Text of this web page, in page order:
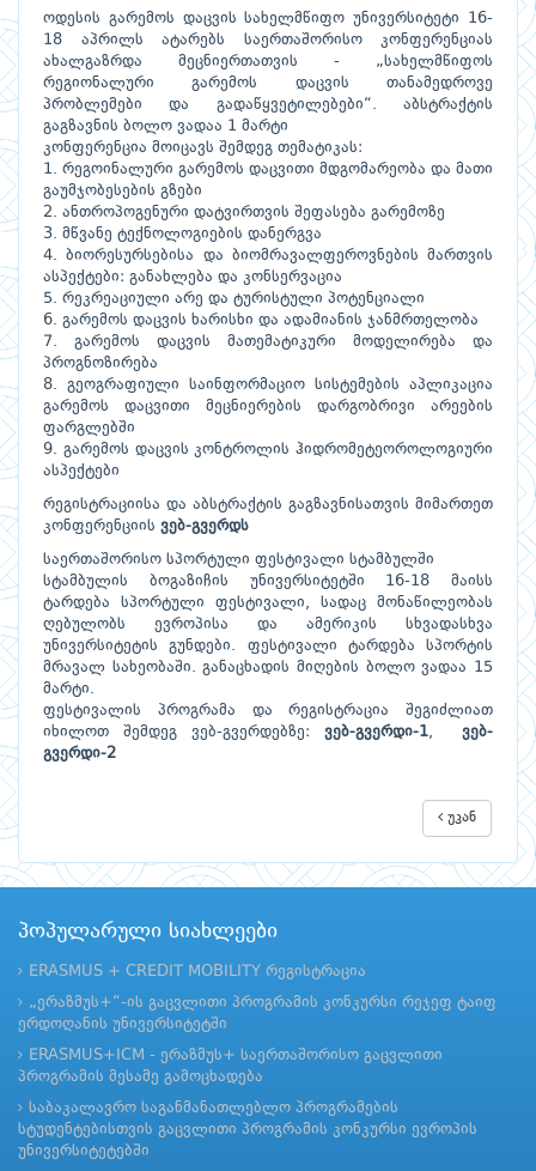
ოდესის გარემოს დაცვის სახელმწიფო უნივერსიტეტი 16-
18 აპრილს ატარებს საერთაშორისო კონფერენციას
ახალგაზრდა მეცნიერთათვის - „სახელმწიფოს
რეგიონალური გარემოს დაცვის თანამედროვე
პრობლემები და გადაწყვეტილებები“. აბსტრაქტის
გაგზავნის ბოლო ვადაა 1 მარტი
კონფერენცია მოიცავს შემდეგ თემატიკას:
1. რეგოინალური გარემოს დაცვითი მდგომარეობა და მათი
გაუმჯობესების გზები
2. ანთროპოგენური დატვირთვის შეფასება გარემოზე
3. მწვანე ტექნოლოგიების დანერგვა
4. ბიორესურსებისა და ბიომრავალფეროვნების მართვის
ასპექტები: განახლება და კონსერვაცია
5. რეკრეაციული არე და ტურისტული პოტენციალი
6. გარემოს დაცვის ხარისხი და ადამიანის ჯანმრთელობა
7. გარემოს დაცვის მათემატიკური მოდელირება და
პროგნოზირება
8. გეოგრაფიული საინფორმაციო სისტემების აპლიკაცია
გარემოს დაცვითი მეცნიერების დარგობრივი არეების
ფარგლებში
9. გარემოს დაცვის კონტროლის ჰიდრომეტეოროლოგიური
ასპექტები
რეგისტრაციისა და აბსტრაქტის გაგზავნისათვის მიმართეთ
კონფერენციის ვებ-გვერდს
საერთაშორისო სპორტული ფესტივალი სტამბულში
სტამბულის ბოგაზიჩის უნივერსიტეტში 16-18 მაისს
ტარდება სპორტული ფესტივალი, სადაც მონაწილეობას
ღებულობს ევროპისა და ამერიკის სხვადასხვა
უნივერსიტეტის გუნდები. ფესტივალი ტარდება სპორტის
მრავალ სახეობაში. განაცხადის მიღების ბოლო ვადაა 15
მარტი.
ფესტივალის პროგრამა და რეგისტრაცია შეგიძლიათ
იხილოთ შემდეგ ვებ-გვერდებზე: ვებ-გვერდი-1,
ვებ-
გვერდი-2
უკან
პოპულარული სიახლეები
ERASMUS + CREDIT MOBILITY რეგისტრაცია
„ერაზმუს+“-ის გაცვლითი პროგრამის კონკურსი რეჯეფ ტაიფ
ერდოღანის უნივერსიტეტში
ERASMUS+ICM - ერაზმუს+ საერთაშორისო გაცვლითი
პროგრამის მესამე გამოცხადება
საბაკალავრო საგანმანათლებლო პროგრამების
სტუდენტებისთვის გაცვლითი პროგრამის კონკურსი ევროპის
უნივერსიტეტებში